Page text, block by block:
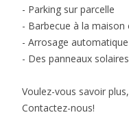
- Parking sur parcelle
- Barbecue à la
- Arrosage
- Des panneaux
Voulez-vous savoir
Contactez-nous!